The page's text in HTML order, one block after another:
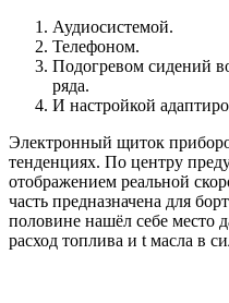
Аудиосистемой.
Телефоном.
Подогревом сидений
ряда.
И настройкой
Электронный щиток
тенденциях. По центру
отображением реальной
часть предназначена для
половине нашёл себе место
расход топлива и t масла в